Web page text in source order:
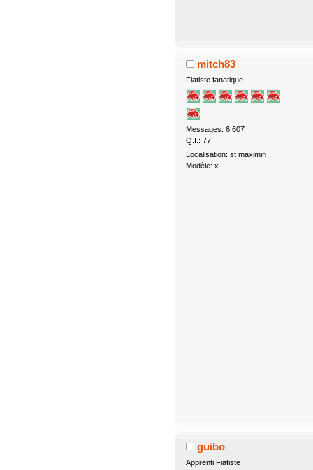
mitch83
Fiatiste fanatique
Messages: 6.607
Q.I.: 77
Localisation: st maximin
Modèle: x
guibo
Apprenti Fiatiste